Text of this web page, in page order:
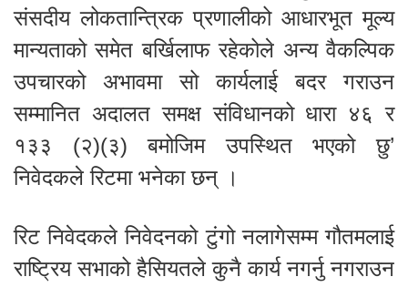
संसदीय लोकतान्त्रिक प्रणालीको आधारभूत मूल्य
मान्यताको समेत बर्खिलाफ रहेकोले अन्य वैकल्पिक
उपचारको अभावमा सो कार्यलाई बदर गराउन
सम्मानित अदालत समक्ष संविधानको धारा ४६ र
१३३ (२)(३) बमोजिम उपस्थित भएको छु’
निवेदकले रिटमा भनेका छन् ।
रिट निवेदकले निवेदनको टुंगो नलागेसम्म गौतमलाई
राष्ट्रिय सभाको हैसियतले कुनै कार्य नगर्नु नगराउन